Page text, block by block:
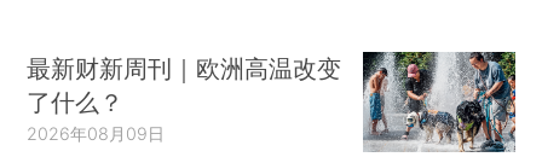
最新财新周刊｜欧洲高温改变
了什么？
2026年08月09日